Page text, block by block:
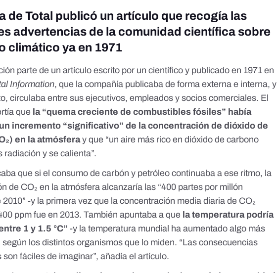
de Total publicó un artículo que recogía las
advertencias de la comunidad científica sobre
climático ya en 1971
parte de un artículo escrito por un científico y publicado en 1971 en
Information, que la compañía publicaba de forma externa e interna, y
circulaba entre sus ejecutivos, empleados y socios comerciales. El
que la “quema creciente de combustibles fósiles” había
incremento “significativo” de la concentración de dióxido de
en la atmósferay que “un aire más rico en dióxido de carbono
radiación y se calienta”.
que si el consumo de carbón y petróleo continuaba a ese ritmo, la
de CO₂ en la atmósfera alcanzaría las “400 partes por millón
-y la primera vez que la concentración media diaria de CO₂
ppm fue en 2013. También apuntaba a que la temperatura podría
1 y 1.5 °C” -y la temperatura mundial ha aumentado algo más
según losdistintos organismos que lo miden. “Las consecuencias
fáciles de imaginar”, añadía el artículo.